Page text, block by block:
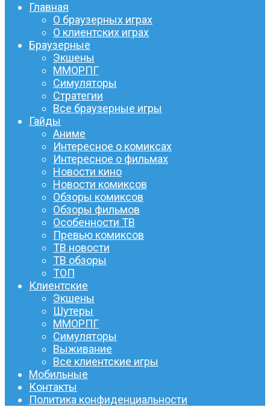
Главная
О браузерных играх
О клиентских играх
Браузерные
Экшены
ММОРПГ
Симуляторы
Стратегии
Все браузерные игры
Гайды
Аниме
Интересное о комиксах
Интересное о фильмах
Новости кино
Новости комиксов
Обзоры комиксов
Обзоры фильмов
Особенности ТВ
Превью комиксов
ТВ новости
ТВ обзоры
ТОП
Клиентские
Экшены
Шутеры
ММОРПГ
Симуляторы
Выживание
Все клиентские игры
Мобильные
Контакты
Политика конфиденциальности